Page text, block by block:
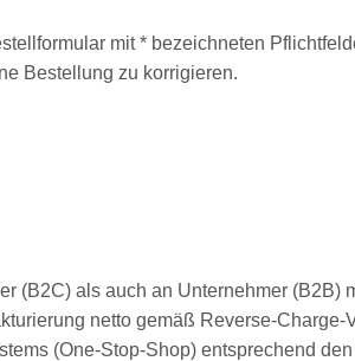
mit * bezeichneten
Bestellung zu korrigieren.
(B2C) als auch an Unternehmer (B2B)
netto gemäß Reverse-Charge-
(One-Stop-Shop) entsprechend